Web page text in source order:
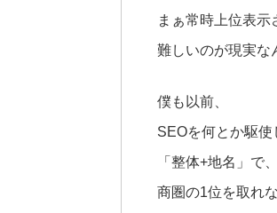
まぁ常時上位表示
難しいのが現実な
僕も以前、
SEOを何とか駆使
「整体+地名」で、
商圏の1位を取れ